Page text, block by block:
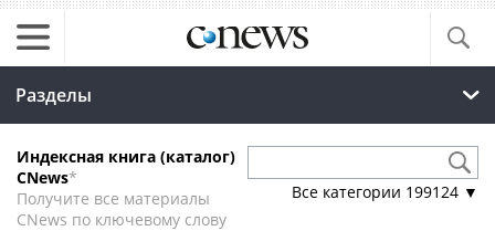
Разделы
Индексная книга (каталог)
CNews*
Получите все материалы
CNews по ключевому слову
Все категории 199124 ▼